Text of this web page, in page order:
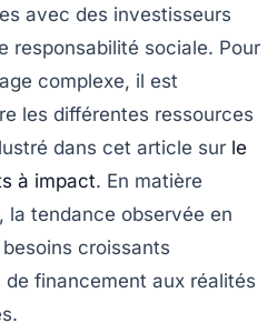
avec des investisseurs
responsabilité sociale. Pour
complexe, il est
les différentes ressources
dans cet article sur le
à impact. En matière
la tendance observée en
croissants
de financement aux réalités